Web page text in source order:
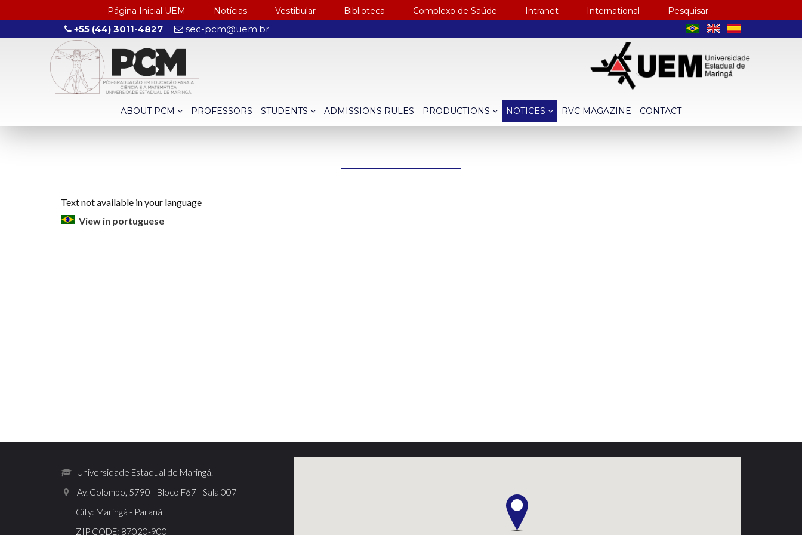
Página Inicial UEM Notícias Vestibular Biblioteca Complexo de Saúde Intranet International Pesquisar
+55 (44) 3011-4827 sec-pcm@uem.br
ABOUT PCM PROFESSORS STUDENTS ADMISSIONS RULES PRODUCTIONS NOTICES RVC MAGAZINE CONTACT
Text not available in your language
View in portuguese
Universidade Estadual de Maringá.
Av. Colombo, 5790 - Bloco F67 - Sala 007
City: Maringá - Paraná
ZIP CODE: 87020-900